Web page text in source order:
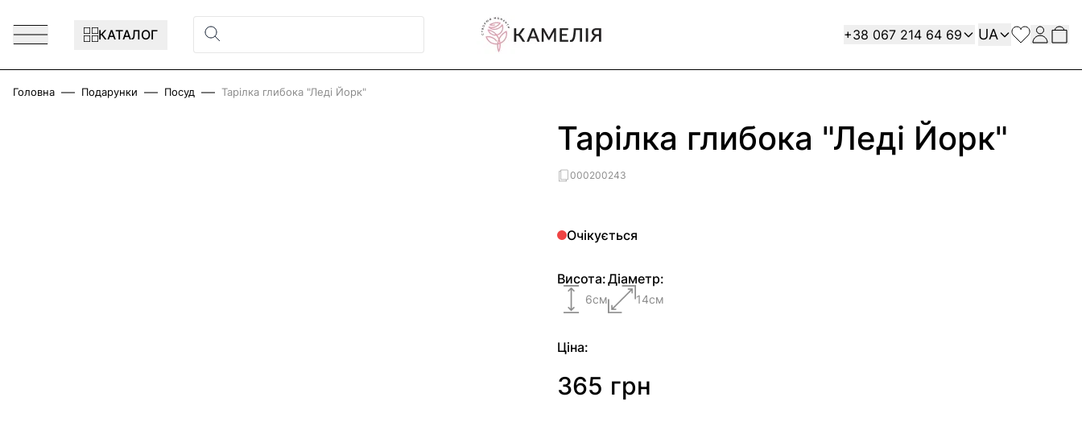
КАТАЛОГ
Contact
+38 067 214 64 69 Мова
UA
Головна Подарунки Посуд Тарілка глибока "Леді Йорк"
Тарілка глибока "Леді Йорк"
000200243
Очікується
Висота:
6см
Діаметр:
14см
Ціна:
365 грн